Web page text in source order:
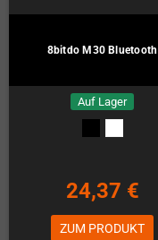
8bitdo M30 Bluetooth
Auf Lager
24,37 €
ZUM PRODUKT